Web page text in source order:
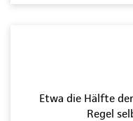
Etwa die Hälfte
Regel